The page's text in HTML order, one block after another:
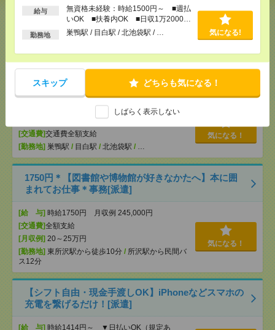
給与
無資格未経験：時給1500円～ ■週払
いOK ■扶養内OK ■日収1万2000円
以上
勤務地 巣鴨駅 / 目白駅 / 北池袋駅 / … 気になる!
スキップ どちらも気になる！
しばらく表示しない
[給 与]無資格未経験：時給1500円～ ■週払い
OK ■扶養内OK ■日収1万2000円以上
[交通費]交通費全額支給
気になる！
【オープニング募集】おばあちゃんのお散歩付き添
いも仕事の1つ[派遣]
無資格未経験：時給1500円～ ■週払い
OK ■扶養内OK ■日収1万2000円以上
[交通費]交通費全額支給
[勤務地] 巣鴨駅 / 目白駅 / 北池袋駅 / …
気になる！
1750円＊【図書館や博物館が好きなかたへ】本に囲
まれてお仕事＊事務[派遣]
[給 与] 時給1750円 月収例 245,000円
[交通費]全額支給
[月収例] 20～25万円
[勤務地] 東所沢駅から徒歩10分 / 所沢駅から民間バ
ス12分
気になる！
【シフト自由・現金手渡しOK】iPhoneなどスマホの
充電を繋げるだけ！[派遣]
[給 与] 時給1414円～ ▼日払いOK（規定あ